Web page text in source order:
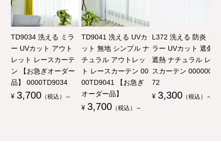
TD9034 洗える ミラ
ー UVカット アウト
レット レースカーテ
ン 【お急ぎオーダー
品】 0000TD9034
¥ 3,700 （税込）～
TD9041 洗える UVカ
ット 無地 シンプル ナ
チュラル アウトレッ
ト レースカーテン 00
00TD9041 【お急ぎ
オーダー品】
¥ 3,700 （税込）～
L372 洗える 防炎 ミ
ラー UVカット 遮像
遮熱 ナチュラル レー
スカーテン 00000003
72
¥ 3,300 （税込）～